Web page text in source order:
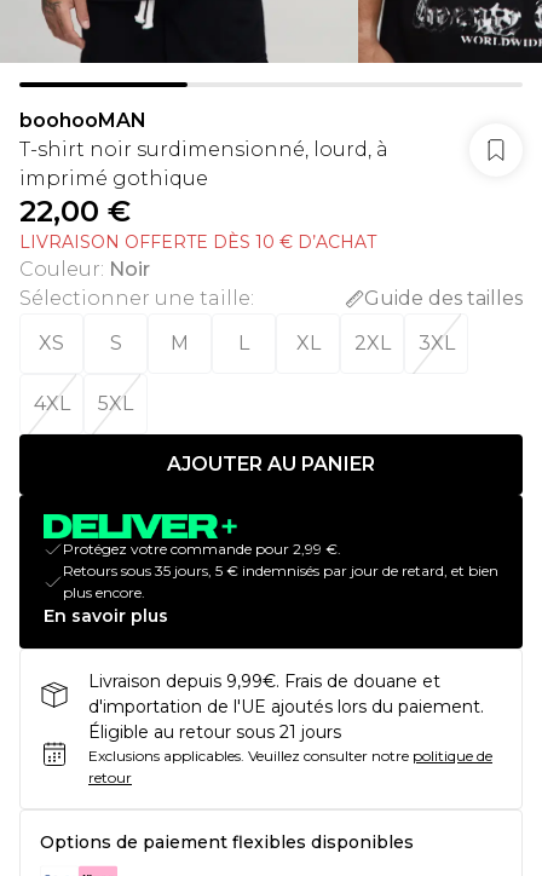
boohooMAN
T-shirt noir surdimensionné, lourd, à
imprimé gothique
22,00 €
LIVRAISON OFFERTE DÈS 10 € D’ACHAT
Couleur: Noir
Sélectionner une taille:
Guide des tailles
XS
S M L XL 2XL 3XL
4XL 5XL
AJOUTER AU PANIER
Protégez votre commande pour 2,99 €.
Retours sous 35 jours, 5 € indemnisés par jour de retard, et bien
plus encore.
En savoir plus
Livraison depuis 9,99€. Frais de douane et
d'importation de l'UE ajoutés lors du paiement.
Éligible au retour sous 21 jours
Exclusions applicables. Veuillez consulter notre politique de
retour
Options de paiement flexibles disponibles